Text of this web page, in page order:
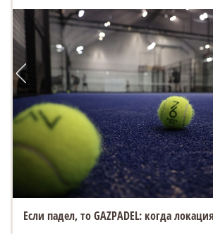
Если падел, то GAZPADEL: когда